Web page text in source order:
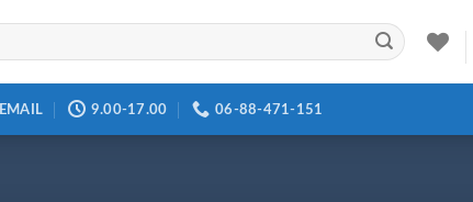
EMAIL 9.00-17.00 06-88-471-151